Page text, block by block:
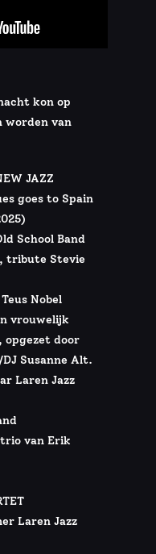
kon op
worden van
JAZZ
goes to Spain
School Band
tribute Stevie
Nobel
vrouwelijk
opgezet door
Susanne Alt.
Laren Jazz
van Erik
Laren Jazz